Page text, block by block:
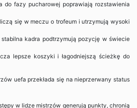
do fazy pucharowej poprawiają rozstawienia
się w meczu o trofeum i utrzymują wysoki
kadra podtrzymują pozycję w świecie
lepsze koszyki i łagodniejszą ścieżkę do
uefa przekłada się na nieprzerwany status
w lidze mistrzów generują punkty, chronią